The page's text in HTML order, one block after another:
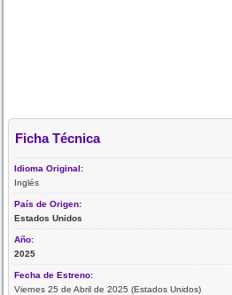
Ficha Técnica
Idioma Original:
Inglés
País de Origen:
Estados Unidos
Año:
2025
Fecha de Estreno:
Viernes 25 de Abril de 2025 (Estados Unidos)